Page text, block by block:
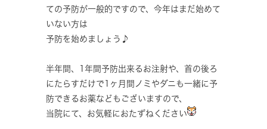
ての予防が一般的ですので、今年はまだ始めて
いない方は
予防を始めましょう♪
半年間、1年間予防出来るお注射や、首の後ろ
にたらすだけで1ヶ月間ノミやダニも一緒に予
防できるお薬などもございますので、
当院にて、お気軽におたずねください